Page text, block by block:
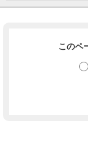
このペ